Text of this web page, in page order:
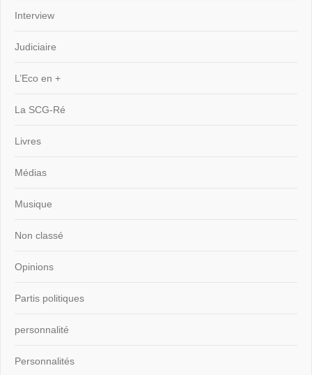
Interview
Judiciaire
L’Eco en +
La SCG-Ré
Livres
Médias
Musique
Non classé
Opinions
Partis politiques
personnalité
Personnalités